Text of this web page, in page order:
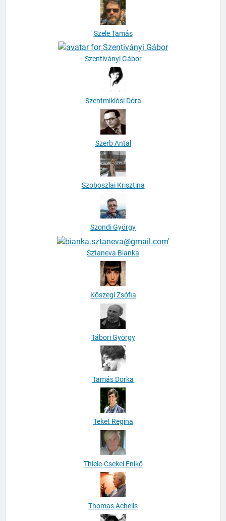
Szele Tamás
Szentiványi Gábor
Szentmiklósi Dóra
Szerb Antal
Szoboszlai Krisztina
Szondi György
Sztaneva Bianka
Kőszegi Zsófia
Tábori György
Tamás Dorka
Teket Regina
Thiele-Csekei Enikő
Thomas Achelis